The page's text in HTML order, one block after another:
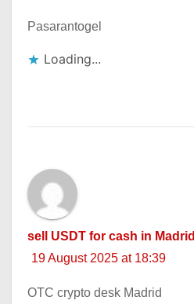
Pasarantogel
Loading...
sell USDT for cash in Madrid
19 August 2025 at 18:39
OTC crypto desk Madrid